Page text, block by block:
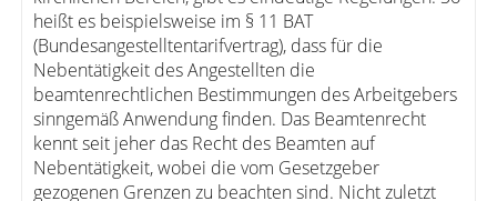
heißt es beispielsweise im § 11 BAT
(Bundesangestelltentarifvertrag), dass für die
Nebentätigkeit des Angestellten die
beamtenrechtlichen Bestimmungen des Arbeitgebers
sinngemäß Anwendung finden. Das Beamtenrecht
kennt seit jeher das Recht des Beamten auf
Nebentätigkeit, wobei die vom Gesetzgeber
gezogenen Grenzen zu beachten sind. Nicht zuletzt